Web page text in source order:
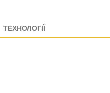
ТЕХНОЛОГІЇ